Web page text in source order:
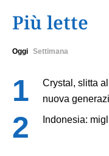
Più lette
Oggi Settimana
Crystal, slitta
nuova
Indonesia: